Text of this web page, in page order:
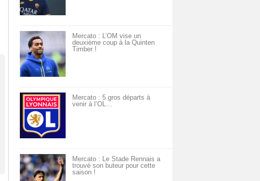
Mercato : L’OM vise un
deuxième coup à la Quinten
Timber !
Mercato : 5 gros départs à
venir à l’OL…
Mercato : Le Stade Rennais a
trouvé son buteur pour cette
saison !